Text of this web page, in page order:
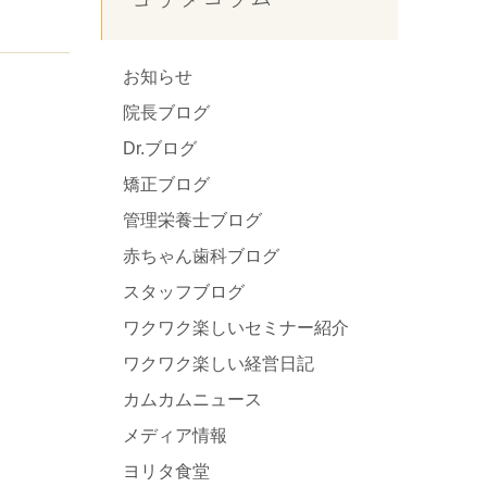
お知らせ
院長ブログ
Dr.ブログ
矯正ブログ
管理栄養士ブログ
赤ちゃん歯科ブログ
スタッフブログ
ワクワク楽しいセミナー紹介
ワクワク楽しい経営日記
カムカムニュース
メディア情報
ヨリタ食堂